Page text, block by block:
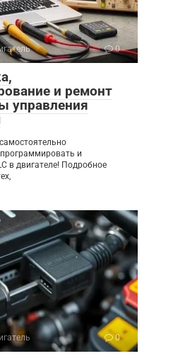
0
и ремонт
управления
и
в двигателе! Подробное
0